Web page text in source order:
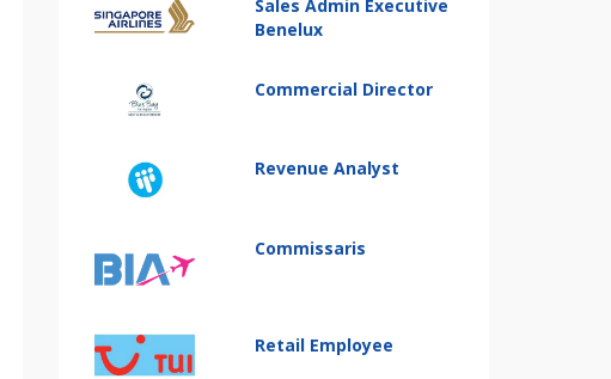
Sales Admin Executive
Benelux
Commercial Director
Revenue Analyst
Commissaris
Retail Employee